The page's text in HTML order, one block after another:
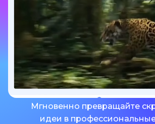
Мгновенно превращайте
идеи в